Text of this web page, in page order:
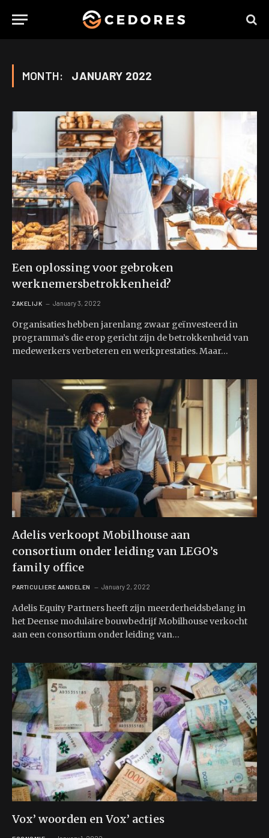
MONTH: JANUARY 2022
Een oplossing voor gebroken
werknemersbetrokkenheid?
ZAKELIJK January 3, 2022
Organisaties hebben jarenlang zwaar geïnvesteerd in
programma’s die erop gericht zijn de betrokkenheid van
medewerkers verbeteren en werkprestaties. Maar…
Adelis verkoopt Mobilhouse aan
consortium onder leiding van LEGO’s
family office
PARTICULIERE AANDELEN January 2, 2022
Adelis Equity Partners heeft zijn meerderheidsbelang in
het Deense modulaire bouwbedrijf Mobilhouse verkocht
aan een consortium onder leiding van…
Vox’ woorden en Vox’ acties